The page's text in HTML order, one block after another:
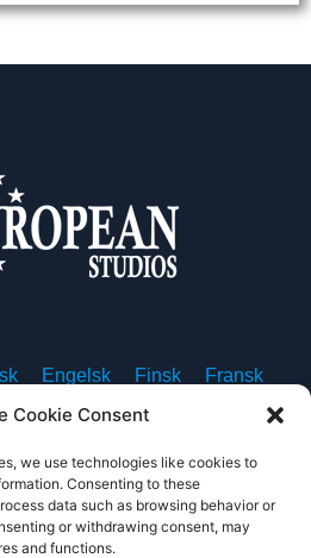
Cookie Consent
we use technologies like cookies to
Consenting to these
data such as browsing behavior or
or withdrawing consent, may
and functions.
Engelsk Finsk
Fransk
Italiensk Norsk